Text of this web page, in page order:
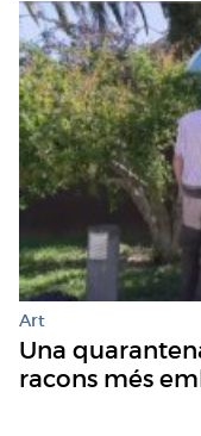
Art
Una
racons més